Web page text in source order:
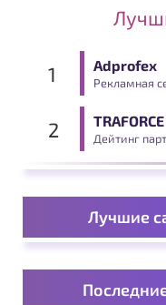
Adprofex
Рекламная
TRAFORCE
Дейтинг
Лучшие